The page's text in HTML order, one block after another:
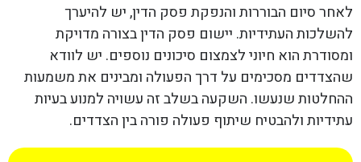
לאחר סיום הבוררות והנפקת פסק הדין, יש להיערך
להשלכות העתידיות. יישום פסק הדין בצורה מדויקת
ומסודרת הוא חיוני לצמצום סיכונים נוספים. יש לוודא
שהצדדים מסכימים על דרך הפעולה ומבינים את משמעות
ההחלטות שנעשו. השקעה בשלב זה עשויה למנוע בעיות
עתידיות ולהבטיח שיתוף פעולה פורה בין הצדדים.